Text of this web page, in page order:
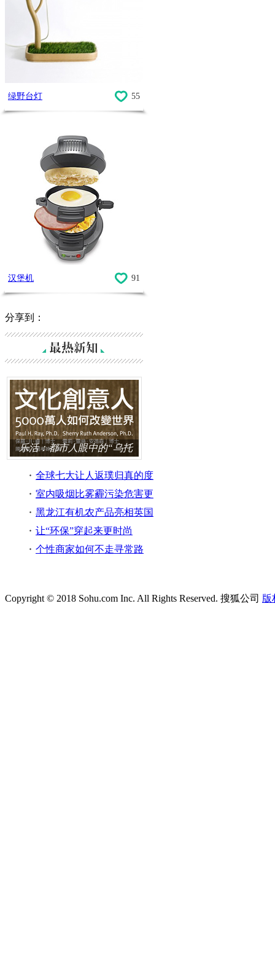
绿野台灯 55
汉堡机 91
分享到：
最热新知
乐活：都市人眼中的“乌托
全球七大让人返璞归真的度
假地
室内吸烟比雾霾污染危害更
甚
黑龙江有机农产品亮相英国
市场
让“环保”穿起来更时尚
个性商家如何不走寻常路
Copyright © 2018 Sohu.com Inc. All Rights Reserved. 搜狐公司 版